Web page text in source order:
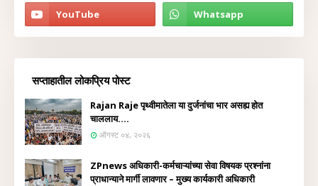
सप्ताहातील लोकप्रिय पोस्ट
Rajan Raje पृथ्वीमातेला या दुर्जनांचा भार असह्य होत
चाललाय....
ऑगस्ट ०४, २०२६
ZPnews अधिकारी-कर्मचाऱ्यांच्या सेवा विषयक प्रश्नांना
प्राधान्याने मार्गी लावणार – मुख्य कार्यकारी अधिकारी